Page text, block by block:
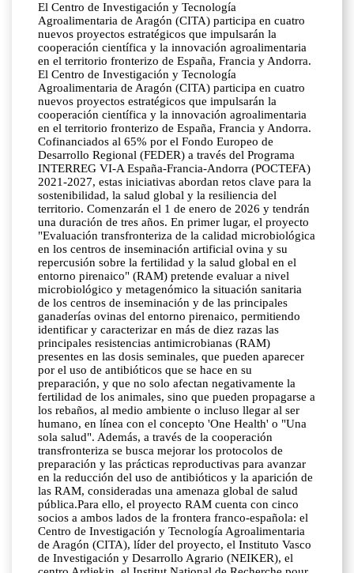
El Centro de Investigación y Tecnología
Agroalimentaria de Aragón (CITA) participa en cuatro
nuevos proyectos estratégicos que impulsarán la
cooperación científica y la innovación agroalimentaria
en el territorio fronterizo de España, Francia y Andorra.
El Centro de Investigación y Tecnología
Agroalimentaria de Aragón (CITA) participa en cuatro
nuevos proyectos estratégicos que impulsarán la
cooperación científica y la innovación agroalimentaria
en el territorio fronterizo de España, Francia y Andorra.
Cofinanciados al 65% por el Fondo Europeo de
Desarrollo Regional (FEDER) a través del Programa
INTERREG VI-A España-Francia-Andorra (POCTEFA)
2021-2027, estas iniciativas abordan retos clave para la
sostenibilidad, la salud global y la resiliencia del
territorio. Comenzarán el 1 de enero de 2026 y tendrán
una duración de tres años. En primer lugar, el proyecto
"Evaluación transfronteriza de la calidad microbiológica
en los centros de inseminación artificial ovina y su
repercusión sobre la fertilidad y la salud global en el
entorno pirenaico" (RAM) pretende evaluar a nivel
microbiológico y metagenómico la situación sanitaria
de los centros de inseminación y de las principales
ganaderías ovinas del entorno pirenaico, permitiendo
identificar y caracterizar en más de diez razas las
principales resistencias antimicrobianas (RAM)
presentes en las dosis seminales, que pueden aparecer
por el uso de antibióticos que se hace en su
preparación, y que no solo afectan negativamente la
fertilidad de los animales, sino que pueden propagarse a
los rebaños, al medio ambiente o incluso llegar al ser
humano, en línea con el concepto 'One Health' o "Una
sola salud". Además, a través de la cooperación
transfronteriza se busca mejorar los protocolos de
preparación y las prácticas reproductivas para avanzar
en la reducción del uso de antibióticos y la aparición de
las RAM, consideradas una amenaza global de salud
pública.Para ello, el proyecto RAM cuenta con cinco
socios a ambos lados de la frontera franco-española: el
Centro de Investigación y Tecnología Agroalimentaria
de Aragón (CITA), líder del proyecto, el Instituto Vasco
de Investigación y Desarrollo Agrario (NEIKER), el